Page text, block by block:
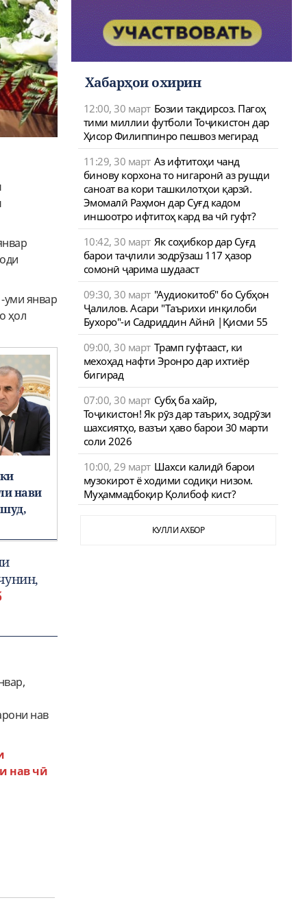
уми январ
ҳол
нави
нав
нав чӣ
Хабарҳои охирин
12:00, 30 март Бозии тақдирсоз. Пагоҳ
тими миллии футболи Тоҷикистон дар
Ҳисор Филиппинро пешвоз мегирад
11:29, 30 март Аз ифтитоҳи чанд
бинову корхона то нигаронӣ аз рушди
саноат ва кори ташкилотҳои қарзӣ.
Эмомалӣ Раҳмон дар Суғд кадом
иншоотро ифтитоҳ кард ва чӣ гуфт?
10:42, 30 март Як соҳибкор дар Суғд
барои таҷлили зодрӯзаш 117 ҳазор
сомонӣ ҷарима шудааст
09:30, 30 март "Аудиокитоб" бо Субҳон
Ҷалилов. Асари "Таърихи инқилоби
Бухоро"-и Садриддин Айнӣ |Қисми 55
09:00, 30 март Трамп гуфтааст, ки
мехоҳад нафти Эронро дар ихтиёр
бигирад
07:00, 30 март Субҳ ба хайр,
Тоҷикистон! Як рӯз дар таърих, зодрӯзи
шахсиятҳо, вазъи ҳаво барои 30 марти
соли 2026
10:00, 29 март Шахси калидӣ барои
музокирот ё ходими содиқи низом.
Муҳаммадбоқир Қолибоф кист?
КУЛЛИ АХБОР